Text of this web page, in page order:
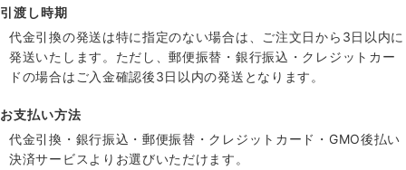
引渡し時期
代金引換の発送は特に指定のない場合は、ご注文日から3日以内に
発送いたします。ただし、郵便振替・銀行振込・クレジットカー
ドの場合はご入金確認後3日以内の発送となります。
お支払い方法
代金引換・銀行振込・郵便振替・クレジットカード・GMO後払い
決済サービスよりお選びいただけます。